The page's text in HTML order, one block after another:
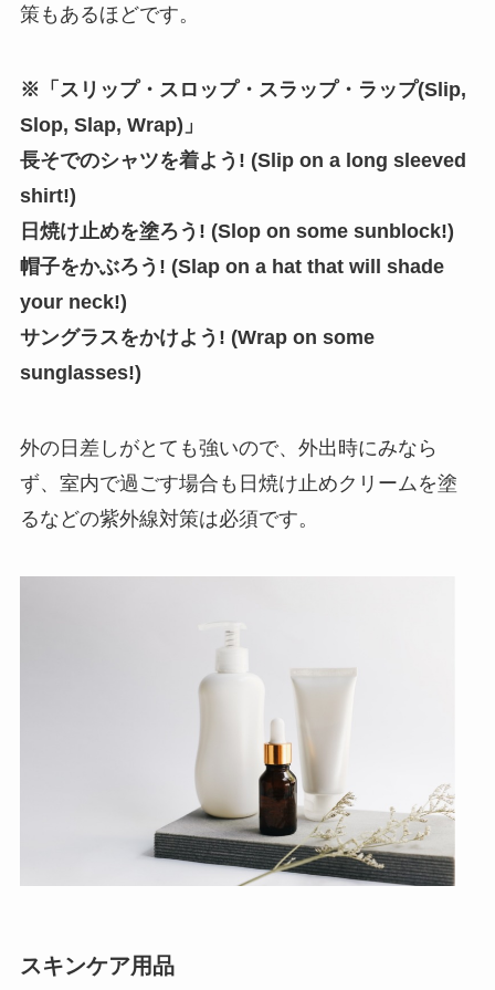
策もあるほどです。
※「スリップ・スロップ・スラップ・ラップ(Slip,
Slop, Slap, Wrap)」
長そでのシャツを着よう! (Slip on a long sleeved
shirt!)
日焼け止めを塗ろう! (Slop on some sunblock!)
帽子をかぶろう! (Slap on a hat that will shade
your neck!)
サングラスをかけよう! (Wrap on some
sunglasses!)
外の日差しがとても強いので、外出時にみなら
ず、室内で過ごす場合も日焼け止めクリームを塗
るなどの紫外線対策は必須です。
スキンケア用品